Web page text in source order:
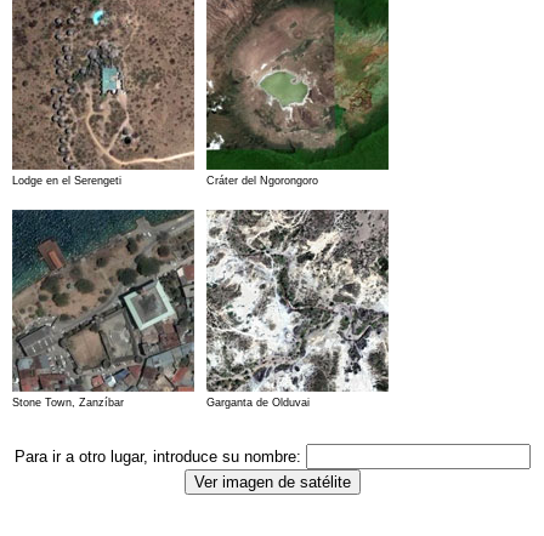
Lodge en el Serengeti Cráter del Ngorongoro
Stone Town, Zanzíbar Garganta de Olduvai
Para ir a otro lugar, introduce su nombre: